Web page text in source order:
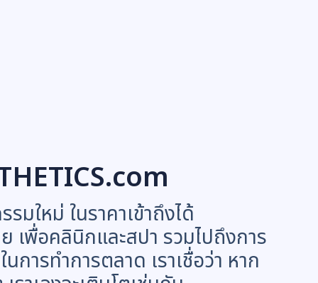
รมใหม่ ในราคาเข้าถึงได้
เพื่อคลินิกและสปา รวมไปถึงการ
ารทำการตลาด เราเชื่อว่า หาก